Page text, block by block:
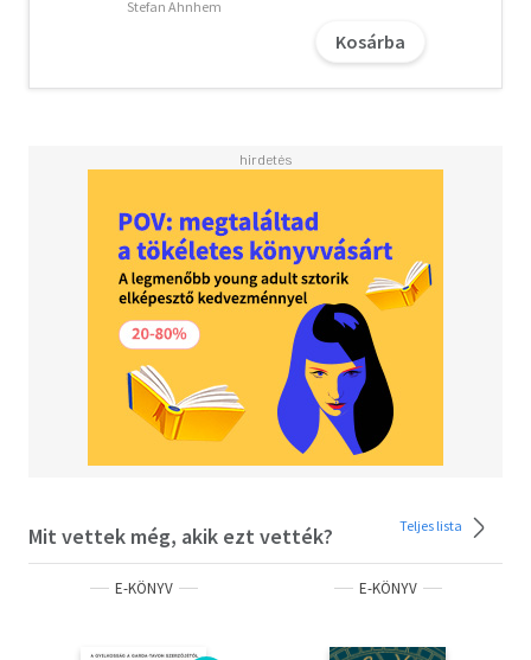
A letöltéssel kapcsolatos kérdésekre
Stefan Ahnhem
Kosárba
Mit vettek még, akik ezt vették? Teljes lista
E-KÖNYV E-KÖNYV